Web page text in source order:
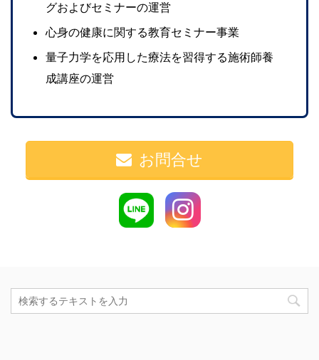
グおよびセミナーの運営
心身の健康に関する教育セミナー事業
量子力学を応用した療法を習得する施術師養
成講座の運営
お問合せ